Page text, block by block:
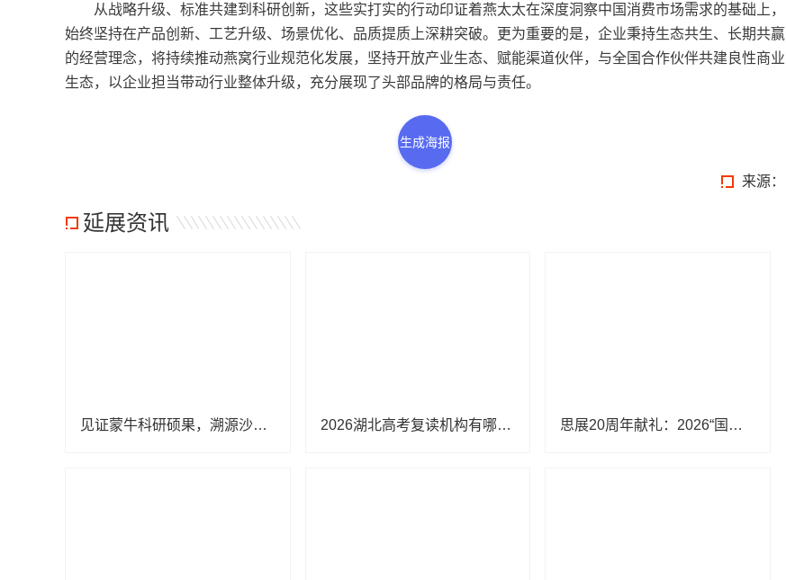
从战略升级、标准共建到科研创新，这些实打实的行动印证着燕太太在深度洞察中国消费市场需求的基础上，
始终坚持在产品创新、工艺升级、场景优化、品质提质上深耕突破。更为重要的是，企业秉持生态共生、长期共赢
的经营理念，将持续推动燕窝行业规范化发展，坚持开放产业生态、赋能渠道伙伴，与全国合作伙伴共建良性商业
生态，以企业担当带动行业整体升级，充分展现了头部品牌的格局与责任。
生成海报
来源：
延展资讯
见证蒙牛科研硕果，溯源沙漠有机品质——蒙牛瑞哺恩新品战略发布会前瞻 2026湖北高考复读机构有哪些：全省主流正规机构横向盘点与适配推荐 思展20周年献礼：2026“国际儿童基础汉字认读大赛”报名正式开启